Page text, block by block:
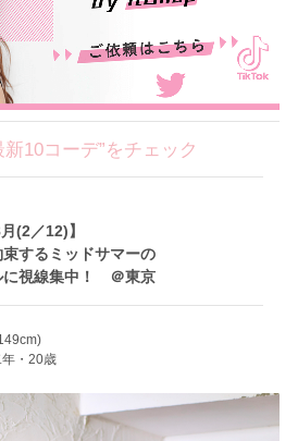
新10コーデ”をチェック
(2／12)】
するミッドサマーの
に視線集中！ ＠東京
・20歳